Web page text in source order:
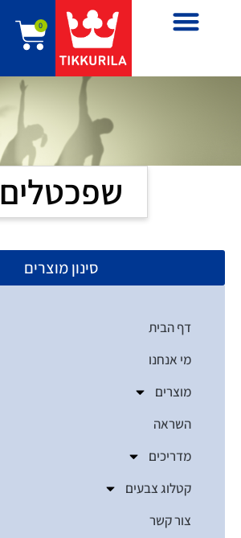
0
שפכטלים
סינון מוצרים
דף הבית
מי אנחנו
מוצרים
השראה
מדריכים
קטלוג צבעים
צור קשר